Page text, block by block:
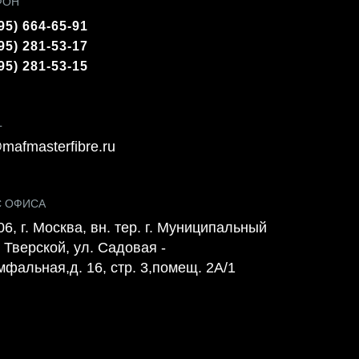
664-65-91
281-53-17
281-53-15
ОФИСА
г. Москва, вн. тер. г. Муниципальный
Тверской, ул. Садовая -
16, стр. 3,помещ. 2А/1